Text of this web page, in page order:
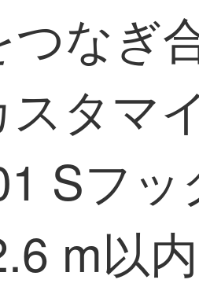
なぎ
タマ
Sフ
m以